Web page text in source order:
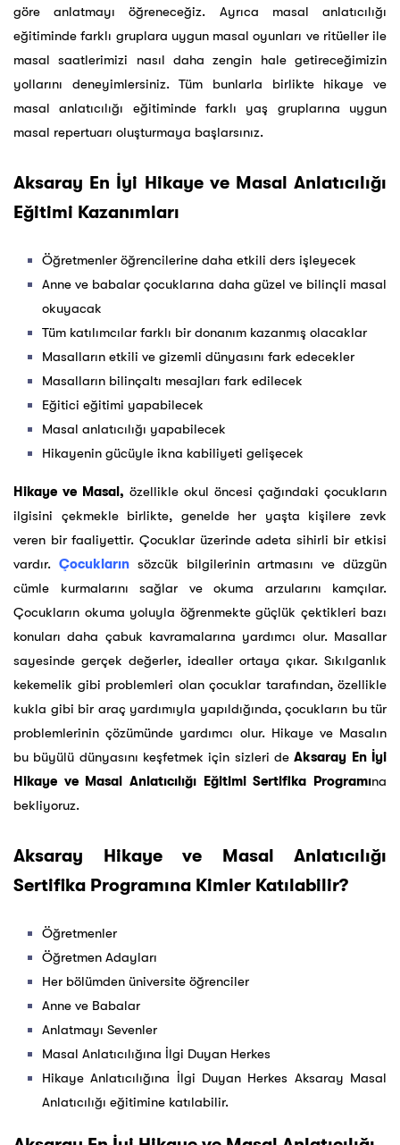
göre anlatmayı öğreneceğiz. Ayrıca masal anlatıcılığı
eğitiminde farklı gruplara uygun masal oyunları ve ritüeller ile
masal saatlerimizi nasıl daha zengin hale getireceğimizin
yollarını deneyimlersiniz. Tüm bunlarla birlikte hikaye ve
masal anlatıcılığı eğitiminde farklı yaş gruplarına uygun
masal repertuarı oluşturmaya başlarsınız.
Aksaray En İyi Hikaye ve Masal Anlatıcılığı
Eğitimi Kazanımları
Öğretmenler öğrencilerine daha etkili ders işleyecek
Anne ve babalar çocuklarına daha güzel ve bilinçli masal
okuyacak
Tüm katılımcılar farklı bir donanım kazanmış olacaklar
Masalların etkili ve gizemli dünyasını fark edecekler
Masalların bilinçaltı mesajları fark edilecek
Eğitici eğitimi yapabilecek
Masal anlatıcılığı yapabilecek
Hikayenin gücüyle ikna kabiliyeti gelişecek
Hikaye ve Masal, özellikle okul öncesi çağındaki çocukların
ilgisini çekmekle birlikte, genelde her yaşta kişilere zevk
veren bir faaliyettir. Çocuklar üzerinde adeta sihirli bir etkisi
vardır. Çocukların sözcük bilgilerinin artmasını ve düzgün
cümle kurmalarını sağlar ve okuma arzularını kamçılar.
Çocukların okuma yoluyla öğrenmekte güçlük çektikleri bazı
konuları daha çabuk kavramalarına yardımcı olur. Masallar
sayesinde gerçek değerler, idealler ortaya çıkar. Sıkılganlık
kekemelik gibi problemleri olan çocuklar tarafından, özellikle
kukla gibi bir araç yardımıyla yapıldığında, çocukların bu tür
problemlerinin çözümünde yardımcı olur. Hikaye ve Masalın
bu büyülü dünyasını keşfetmek için sizleri deAksaray En İyi
Hikaye ve Masal Anlatıcılığı Eğitimi Sertifika Programına
bekliyoruz.
Aksaray Hikaye ve Masal Anlatıcılığı
Sertifika Programına Kimler Katılabilir?
Öğretmenler
Öğretmen Adayları
Her bölümden üniversite öğrenciler
Anne ve Babalar
Anlatmayı Sevenler
Masal Anlatıcılığına İlgi Duyan Herkes
Hikaye Anlatıcılığına İlgi Duyan Herkes Aksaray Masal
Anlatıcılığı eğitimine katılabilir.